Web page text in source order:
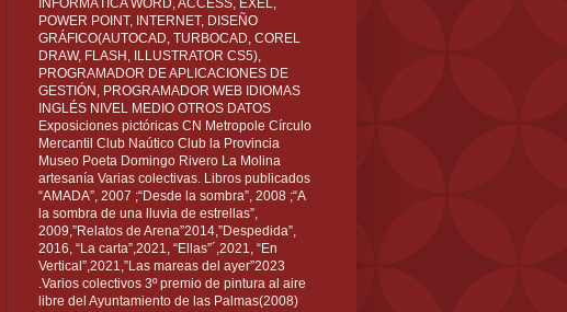
INFORMÁTICA WORD, ACCESS, EXEL,
POWER POINT, INTERNET, DISEÑO
GRÁFICO(AUTOCAD, TURBOCAD, COREL
DRAW, FLASH, ILLUSTRATOR CS5),
PROGRAMADOR DE APLICACIONES DE
GESTIÓN, PROGRAMADOR WEB IDIOMAS
INGLÉS NIVEL MEDIO OTROS DATOS
Exposiciones pictóricas CN Metropole Círculo
Mercantil Club Naútico Club la Provincia
Museo Poeta Domingo Rivero La Molina
artesanía Varias colectivas. Libros publicados
“AMADA”, 2007 ;“Desde la sombra”, 2008 ;“A
la sombra de una lluvia de estrellas”,
2009,”Relatos de Arena”2014,”Despedida”,
2016, “La carta”,2021, “Ellas”´,2021, “En
Vertical”,2021,”Las mareas del ayer”2023
.Varios colectivos 3º premio de pintura al aire
libre del Ayuntamiento de las Palmas(2008)